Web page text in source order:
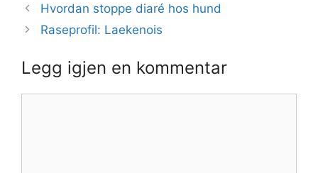
Hvordan stoppe diaré hos hund
Raseprofil: Laekenois
Legg igjen en kommentar